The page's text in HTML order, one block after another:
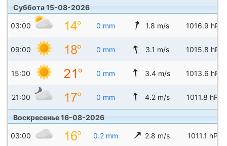
Суббота 15-08-2026
03:00 0 mm 1.8 m/s 1016.9 hPa
09:00 0 mm 3.1 m/s 1015.8 hPa
15:00 0 mm 3.4 m/s 1013.6 hPa
21:00 0 mm 4.2 m/s 1011.8 hPa
Воскресенье 16-08-2026
03:00 0.2 mm 2.8 m/s 1011.1 hPa